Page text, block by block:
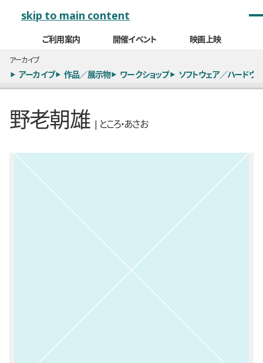
skip to main content
ご利用案内 開催イベント 映画上映
アーカイブ
アーカイブ 作品／展示物 ワークショップ ソフトウェア／ハードウ
野老朝雄 | ところ・あさお